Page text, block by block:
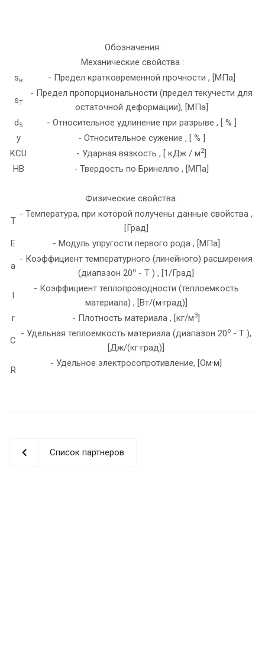
Обозначения:
Механические свойства :
sв - Предел кратковременной прочности , [МПа]
sT
- Предел пропорциональности (предел текучести для
остаточной деформации), [МПа]
d5
- Относительное удлинение при разрыве , [ % ]
y
- Относительное сужение , [ % ]
KCU
- Ударная вязкость , [ кДж / м2]
HB
- Твердость по Бринеллю , [МПа]
Физические свойства :
T
- Температура, при которой получены данные свойства ,
[Град]
E
- Модуль упругости первого рода , [МПа]
a
- Коэффициент температурного (линейного) расширения
(диапазон 20o - T ) , [1/Град]
l
- Коэффициент теплопроводности (теплоемкость
материала) , [Вт/(м·град)]
r
- Плотность материала , [кг/м3]
C
- Удельная теплоемкость материала (диапазон 20o - T ),
[Дж/(кг·град)]
R
- Удельное электросопротивление, [Ом·м]
Список партнеров